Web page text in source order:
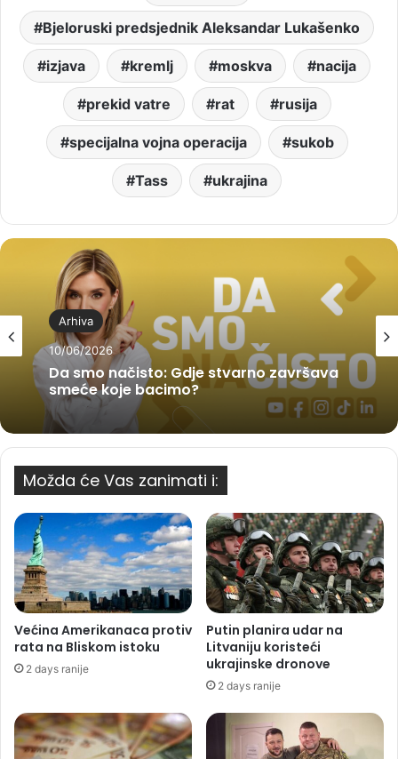
Bjeloruski predsjednik Aleksandar Lukašenko
izjava kremlj moskva nacija
prekid vatre rat rusija
specijalna vojna operacija sukob
Tass ukrajina
Arhiva
10/06/2026
Da smo načisto: Gdje stvarno završava
smeće koje bacimo?
Možda će Vas zanimati i:
Većina Amerikanaca protiv
rata na Bliskom istoku
2 days ranije
Putin planira udar na
Litvaniju koristeći
ukrajinske dronove
2 days ranije